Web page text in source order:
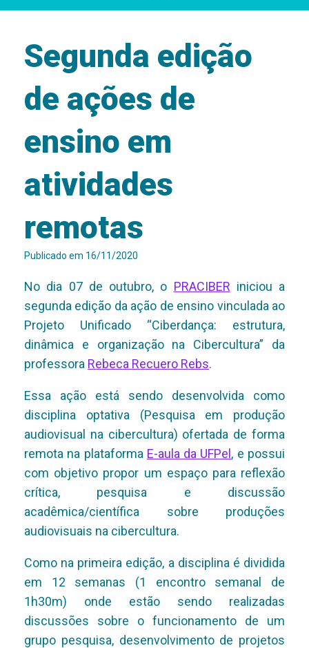
Segunda edição
de ações de
ensino em
atividades
remotas
Publicado em 16/11/2020
No dia 07 de outubro, o PRACIBER iniciou a
segunda edição da ação de ensino vinculada ao
Projeto Unificado “Ciberdança: estrutura,
dinâmica e organização na Cibercultura” da
professora Rebeca Recuero Rebs.
Essa ação está sendo desenvolvida como
disciplina optativa (Pesquisa em produção
audiovisual na cibercultura) ofertada de forma
remota na plataforma E-aula da UFPel , e possui
com objetivo propor um espaço para reflexão
crítica, pesquisa e discussão
acadêmica/científica sobre produções
audiovisuais na cibercultura.
Como na primeira edição, a disciplina é dividida
em 12 semanas (1 encontro semanal de
1h30m) onde estão sendo realizadas
discussões sobre o funcionamento de um
grupo pesquisa, desenvolvimento de projetos